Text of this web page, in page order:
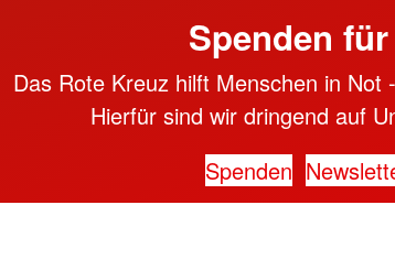
Spenden
Das Rote Kreuz hilft Menschen in Not
Hierfür sind wir dringend auf
Spenden